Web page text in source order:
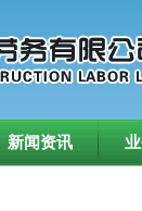
新闻资讯